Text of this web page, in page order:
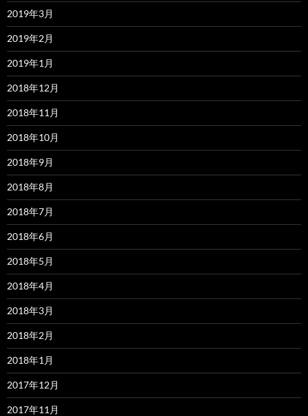
2019年3月
2019年2月
2019年1月
2018年12月
2018年11月
2018年10月
2018年9月
2018年8月
2018年7月
2018年6月
2018年5月
2018年4月
2018年3月
2018年2月
2018年1月
2017年12月
2017年11月